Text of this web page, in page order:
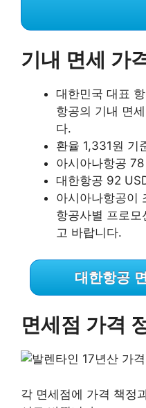
기내 면세 가
대한민국 대표
항공의 기내 면
다.
환율 1,331원 기
아시아나항공
대한항공 92
아시아나항공이
항공사별 프로
고 바랍니다.
대한항공
면세점 가격
각 면세점에 가격 책정